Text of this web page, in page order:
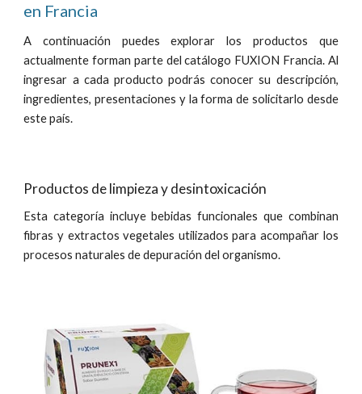
en Francia
A continuación puedes explorar los productos que
actualmente forman parte del catálogo FUXION Francia. Al
ingresar a cada producto podrás conocer su descripción,
ingredientes, presentaciones y la forma de solicitarlo desde
este país.
Productos de limpieza y desintoxicación
Esta categoría incluye bebidas funcionales que combinan
fibras y extractos vegetales utilizados para acompañar los
procesos naturales de depuración del organismo.